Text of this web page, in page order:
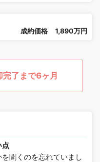
成約価格 1,890万円
了まで6ヶ月
点
聞くのを忘れていまし